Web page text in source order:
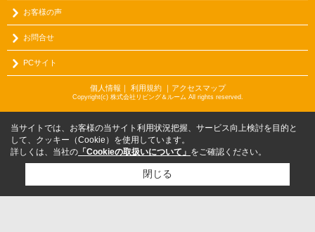
お客様の声
お問合せ
PCサイト
個人情報 ｜ 利用規約｜ アクセスマップ
Copyright(c) 株式会社リビング＆ルーム All rights reserved.
当サイトでは、お客様の当サイト利用状況把握、サービス向上検討を目的と
して、クッキー（Cookie）を使用しています。
詳しくは、当社の 「Cookieの取扱いについて」 をご確認ください。
閉じる